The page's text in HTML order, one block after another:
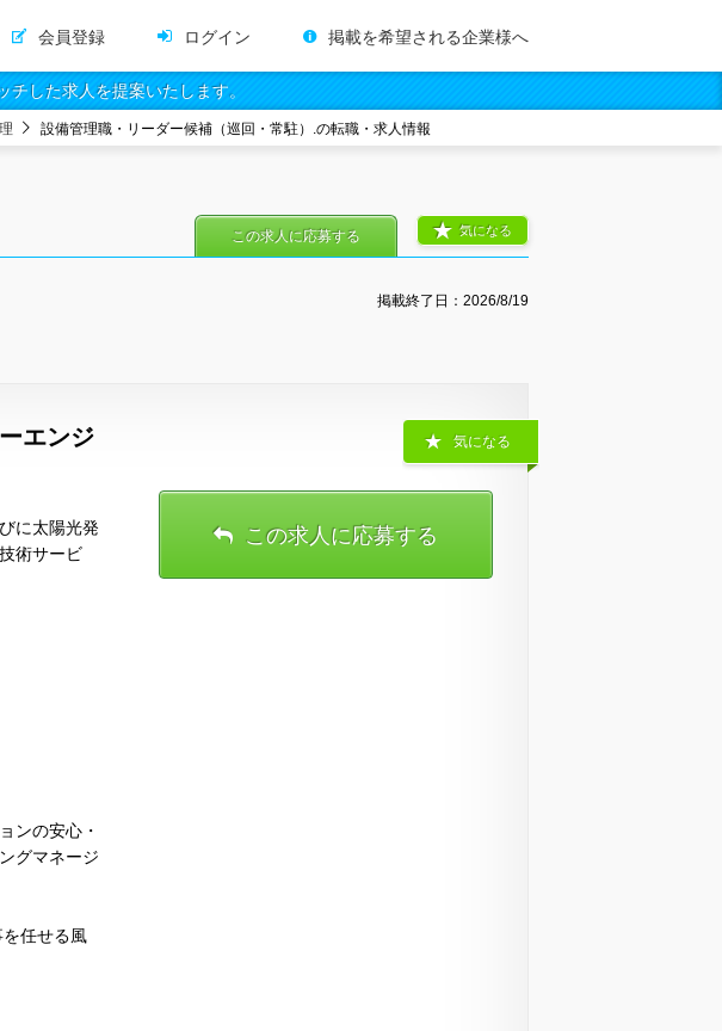
会員登録 ログイン 掲載を希望される企業様へ
した求人を提案いたします。
設備管理職・リーダー候補（巡回・常駐）.の転職・求人情報
掲載終了日： 2026/8/19
気になる
この求人に応募する
エンジ
に太陽光発
術サービ
ンの安心・
グマネージ
任せる風
気になる
この求人に応募する